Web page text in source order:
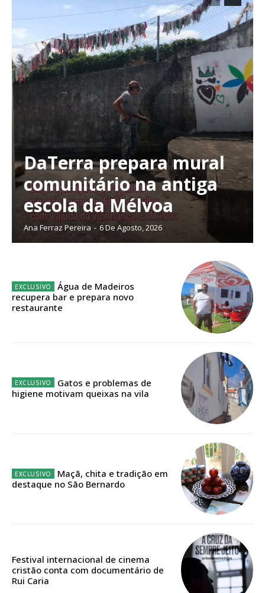
Planos de Assinatura
Faça-se assinante do Região de Cister e ajude-nos a manter este serviço
público!
Sendo assinante terá acesso a todos os conteúdos exclusivos e versões
digitais.
12 meses
Edição em papel entregue à Quinta-feira em sua
Acesso aos conteúdos Exclusivos para
assinantes
DaTerra prepara mural
comunitário na antiga
escola da Mélvoa
Ana Ferraz Pereira - 6 De Agosto, 2026
Água de Madeiros
recupera bar e prepara novo
restaurante
Gatos e problemas de
higiene motivam queixas na vila
Maçã, chita e tradição em
destaque no São Bernardo
Festival internacional de cinema
cristão conta com documentário de
Rui Caria